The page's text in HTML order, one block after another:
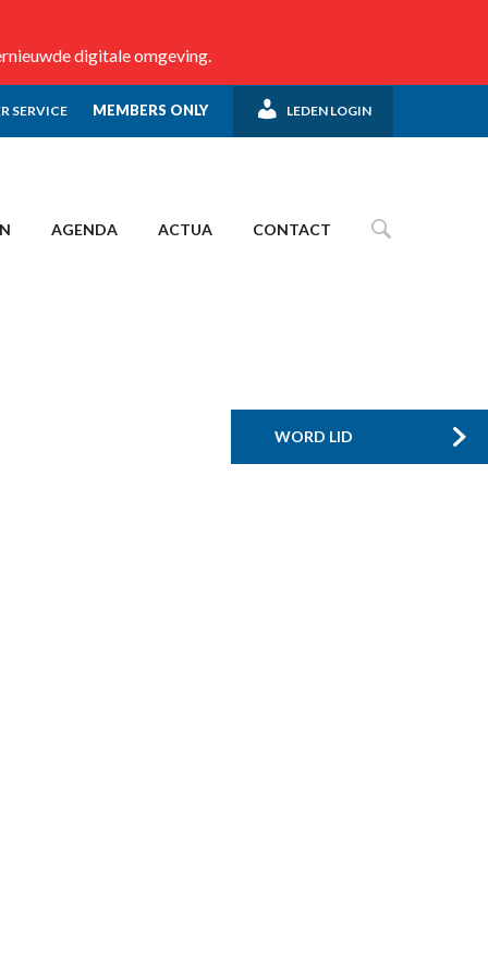
digitale omgeving.
SERVICE MEMBERS ONLY LEDEN LOGIN
AGENDA ACTUA CONTACT
WORD LID